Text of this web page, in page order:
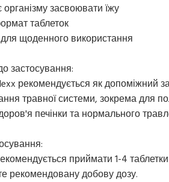
засвоювати їжу
таблеток
щоденного використання
застосування:
рекомендується як допоміжний
травної системи, зокрема для
печінки та нормального
приймати 1-4
рекомендовану добову дозу.